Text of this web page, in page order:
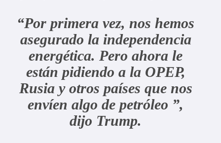
“Por primera vez, nos hemos
asegurado la independencia
energética. Pero ahora le
están pidiendo a la OPEP,
Rusia y otros países que nos
envíen algo de petróleo ”,
dijo Trump.